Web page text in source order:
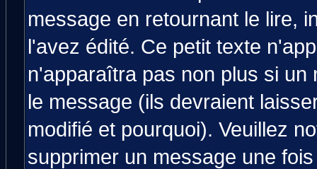
message en retournant le lire,
l'avez édité. Ce petit texte
n'apparaîtra pas non plus si
le message (ils devraient
modifié et pourquoi). Veuillez
supprimer un message une